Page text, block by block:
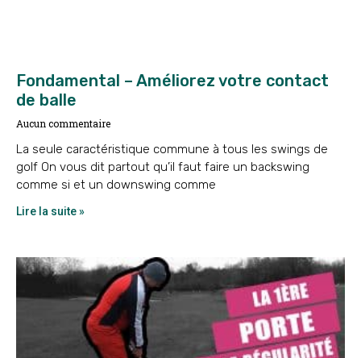
Fondamental – Améliorez votre contact
de balle
Aucun commentaire
La seule caractéristique commune à tous les swings de
golf On vous dit partout qu’il faut faire un backswing
comme si et un downswing comme
Lire la suite »